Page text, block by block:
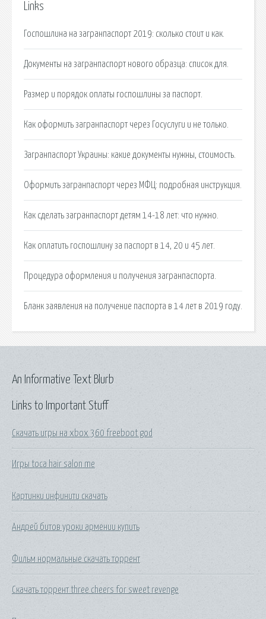
Links
Госпошлина на загранпаспорт 2019: сколько стоит и как.
Документы на загранпаспорт нового образца: список для.
Размер и порядок оплаты госпошлины за паспорт.
Как оформить загранпаспорт через Госуслуги и не только.
Загранпаспорт Украины: какие документы нужны, стоимость.
Оформить загранпаспорт через МФЦ: подробная инструкция.
Как сделать загранпаспорт детям 14-18 лет: что нужно.
Как оплатить госпошлину за паспорт в 14, 20 и 45 лет.
Процедура оформления и получения загранпаспорта.
Бланк заявления на получение паспорта в 14 лет в 2019 году.
Links to Important Stuff
Скачать игры на xbox 360 freeboot god
Игры toca hair salon me
Картинки инфинити скачать
Андрей битов уроки армении купить
Фильм нормальные скачать торрент
Скачать торрент three cheers for sweet revenge
An Informative Text Blurb